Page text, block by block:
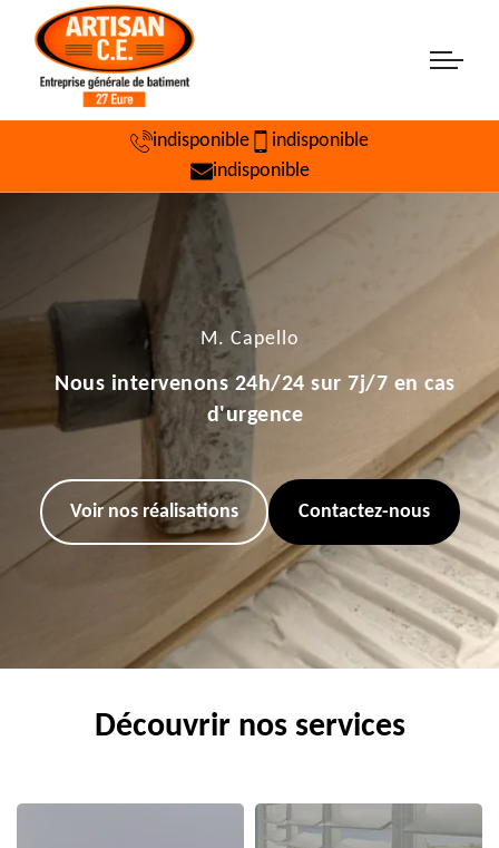
indisponible
indisponible
indisponible
M. Capello
Nous intervenons 24h/24 sur 7j/7 en cas
d'urgence
Voir nos réalisations Contactez-nous
Découvrir nos services